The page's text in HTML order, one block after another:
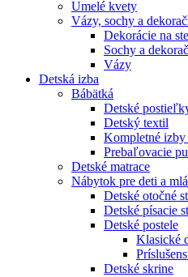
Umelé kvety
Vázy, sochy a
Dekorácie na
Sochy a
Vázy
Detská izba
Bábätká
Detské
Detský textil
Kompletné izby
Prebaľovacie
Detské matrace
Nábytok pre deti a
Detské otočné
Detské písacie
Detské postele
Klasické
Detské skrine